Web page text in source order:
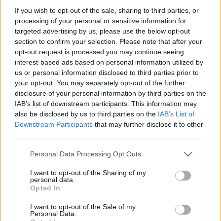
If you wish to opt-out of the sale, sharing to third parties, or
processing of your personal or sensitive information for
targeted advertising by us, please use the below opt-out
section to confirm your selection. Please note that after your
opt-out request is processed you may continue seeing
interest-based ads based on personal information utilized by
us or personal information disclosed to third parties prior to
your opt-out. You may separately opt-out of the further
disclosure of your personal information by third parties on the
IAB’s list of downstream participants. This information may
also be disclosed by us to third parties on the IAB’s List of
Downstream Participants that may further disclose it to other
Personal Data Processing Opt Outs
I want to opt-out of the Sharing of my
personal data.
Opted In
I want to opt-out of the Sale of my
Personal Data.
απευθύνθηκε.
Οπλισμένος με υπομονή ξανά-μανά πίσω στον
αυτοκινητόδρομο και όλο αριστερά για να βρει
την Σπάρτη την πατρίδα του Λεωνίδα και του
Λυκούργου, της Ωραίας Ελένης αλλά και του
Κωνσταντίνου Παλαιολόγου και τόσων άλλων
που είχε διαβάσει και θαυμάσει. Δεν θυμώνει
μια και ονειρεύεται τις βόλτες που θα κάνει στην
Αρχαία Σπάρτη με το μεγάλο Ρωμαϊκό της
Θέατρο, την επίσκεψη στο Ιερό της Ορθίας
Αρτέμιδος, στα Μενελάια και στο Βαφειό.
προσκυνητής στον Τάφο του Βασιλιά Λεωνίδα.
Και δεν μπορεί να μετρήσει την συγκίνηση του
όταν θα διαβεί την είσοδο των αναστυλωμένων